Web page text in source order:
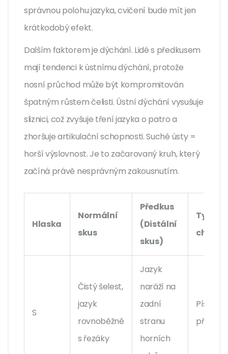
správnou polohu jazyka, cvičení bude mít jen
krátkodobý efekt.
Dalším faktorem je dýchání. Lidé s předkusem
mají tendenci k ústnímu dýchání, protože
nosní průchod může být kompromitován
špatným růstem čelisti. Ústní dýchání vysušuje
sliznici, což zvyšuje tření jazyka o patro a
zhoršuje artikulační schopnosti. Suché ústy =
horší výslovnost. Je to začarovaný kruh, který
začíná právě nesprávným zakousnutím.
Hlaska
Normální
skus
Předkus
(Distální
skus)
chyba
S
Čistý šelest,
jazyk
rovnoběžně
s řezáky
Jazyk
naráží na
zadní
stranu
horních